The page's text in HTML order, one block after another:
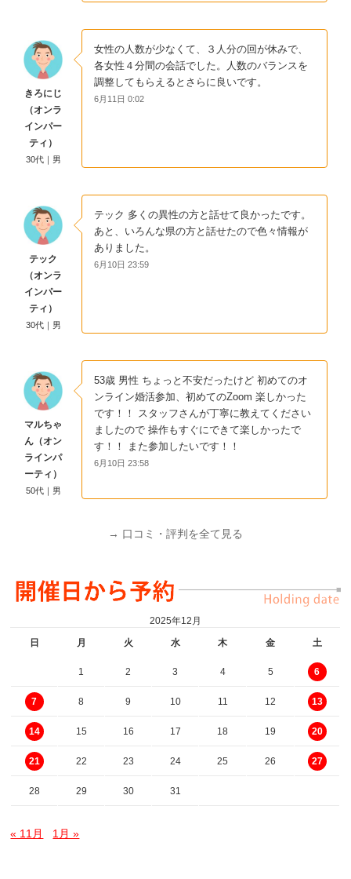
きろにじ
（オンラ
インパー
ティ）
30代｜男
女性の人数が少なくて、３人分の回が休みで、
各女性４分間の会話でした。人数のバランスを
調整してもらえるとさらに良いです。
6月11日 0:02
テック
（オンラ
インパー
ティ）
30代｜男
テック 多くの異性の方と話せて良かったです。
あと、いろんな県の方と話せたので色々情報が
ありました。
6月10日 23:59
マルちゃ
ん（オン
ラインパ
ーティ）
50代｜男
53歳 男性 ちょっと不安だったけど 初めてのオ
ンライン婚活参加、初めてのZoom 楽しかった
です！！ スタッフさんが丁寧に教えてください
ましたので 操作もすぐにできて楽しかったで
す！！ また参加したいです！！
6月10日 23:58
→ 口コミ・評判を全て見る
2025年12月
日
月 火 水 木 金 土
1 2 3 4 5 6
7 8 9 10 11 12 13
14 15 16 17 18 19 20
21 22 23 24 25 26 27
28 29 30 31
« 11月 1月 »